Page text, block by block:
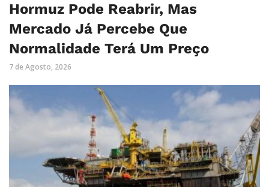
Hormuz Pode Reabrir, Mas
Mercado Já Percebe Que
Normalidade Terá Um Preço
7 de Agosto, 2026